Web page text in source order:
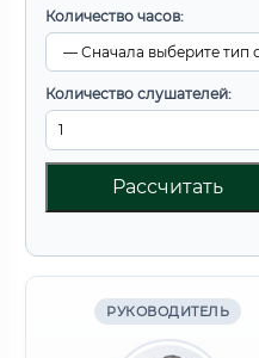
Количество часов:
Количество слушателей:
Рассчитать
РУКОВОДИТЕЛЬ